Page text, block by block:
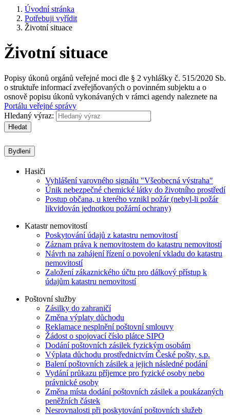
Úvodní stránka
Potřebuji vyřídit
Životní situace
Životní situace
Popisy úkonů orgánů veřejné moci dle § 2 vyhlášky č. 515/2020 Sb.
o struktuře informací zveřejňovaných o povinném subjektu a o
osnově popisu úkonů vykonávaných v rámci agendy naleznete na
Portálu veřejné správy
Hledaný výraz:
Hledat
Bydlení
Hasiči
Vyhlášení varovného signálu "Všeobecná výstraha"
Únik nebezpečné chemické látky do životního prostředí
Postup občana, u kterého vznikl požár (nebyl-li požár
likvidován jednotkou požární ochrany)
Katastr nemovitostí
Poskytování údajů z katastru nemovitostí
Záznam práva k nemovitostem do katastru nemovitostí
Návrh na zahájení řízení o povolení vkladu do katastru
nemovitostí
Založení zákaznického účtu pro dálkový přístup k
údajům katastru nemovitostí
Poštovní služby
Zásilky do zahraničí
Změna výplaty důchodu
Reklamace nesplnění poštovní smlouvy
Žádost o spojovací číslo plátce SIPO
Dodání poštovních zásilek fyzickým osobám
Výplata důchodu prostřednictvím České pošty, s.p.
Balení poštovních zásilek a jejich následné podání
Vydání průkazu příjemce pro fyzické osoby nebo
právnické osoby
Změna místa dodání poštovních zásilek a poukázaných
peněžních částek
Nesrovnalosti při poskytování poštovních služeb